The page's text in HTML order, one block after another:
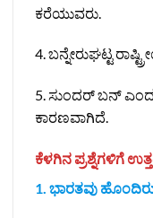
ಕರೆಯುವರು.
4. ಬನ್ನೇರುಘಟ್ಟ
5. ಸುಂದರ್ ಬನ್‌
ಕಾರಣವಾಗಿದೆ.
ಕೆಳಗಿನ ಪ್ರಶ್ನೆಗಳಿಗೆ
1. ಭಾರತವು